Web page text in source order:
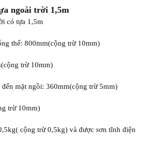
ngoài trời 1,5m
có tựa 1,5m
thế: 800mm(cộng trừ 10mm)
trừ 10mm)
mặt ngồi: 360mm(cộng trừ 5mm)
trừ 10mm)
cộng trừ 0,5kg) và được sơn tĩnh điện